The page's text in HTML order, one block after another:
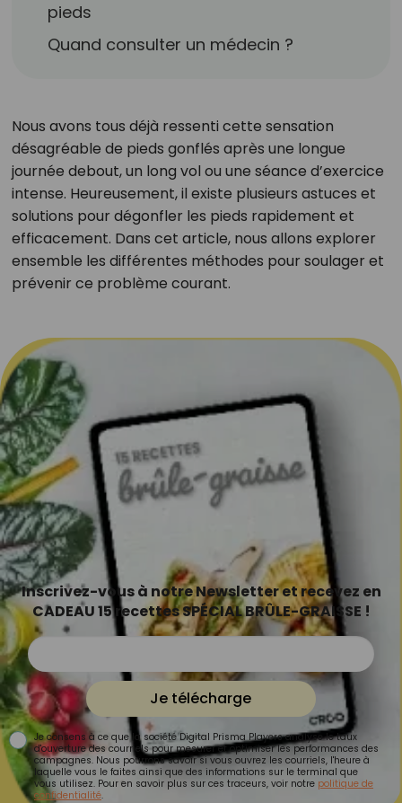
pieds
Quand consulter un médecin ?
Nous avons tous déjà ressenti cette sensation
désagréable de pieds gonflés après une longue
journée debout, un long vol ou une séance d’exercice
intense. Heureusement, il existe plusieurs astuces et
solutions pour dégonfler les pieds rapidement et
efficacement. Dans cet article, nous allons explorer
ensemble les différentes méthodes pour soulager et
prévenir ce problème courant.
Inscrivez-vous à notre Newsletter et recevez en
CADEAU 15 recettes SPÉCIAL BRÛLE-GRAISSE !
Je télécharge
Je consens à ce que la société Digital Prisma Players analyse le taux
d'ouverture des courriels pour mesurer et optimiser les performances des
campagnes. Nous pourrons savoir si vous ouvrez les courriels, l'heure à
laquelle vous le faites ainsi que des informations sur le terminal que
vous utilisez. Pour en savoir plus sur ces traceurs, voir notre politique de
confidentialité.